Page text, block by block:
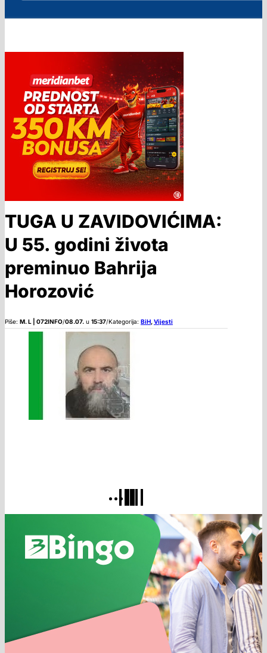
TUGA U ZAVIDOVIĆIMA:
U 55. godini života
preminuo Bahrija
Horozović
Piše: M. L | 072INFO/08.07. u 15:37/Kategorija: BiH,Vijesti